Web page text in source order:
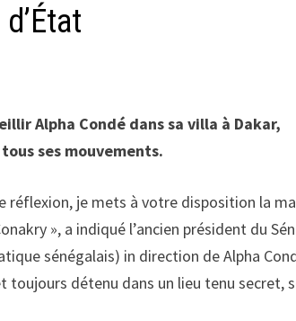
Alpha Condé dans sa villa à Dakar,
ses mouvements.
réflexion, je mets à votre disposition la
», a indiqué l’ancien président du
sénégalais) in direction de Alpha
toujours détenu dans un lieu tenu secret,